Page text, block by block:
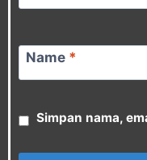
Name *
Simpan nama,